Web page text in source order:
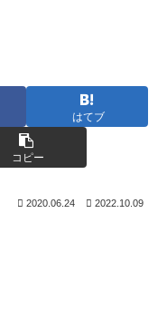
はてブ
コピー
2020.06.24 2022.10.09